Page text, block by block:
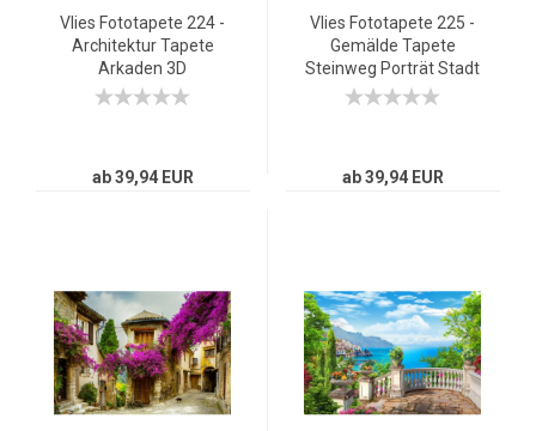
Vlies Fototapete 224 -
Architektur Tapete
Arkaden 3D
Perspektive Gewölbe
ab 39,94 EUR
Vlies Fototapete 225 -
Gemälde Tapete
Steinweg Porträt Stadt
Romantisch pink
ab 39,94 EUR